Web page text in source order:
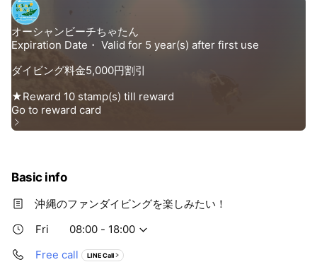
Basic info
沖縄のファンダイビングを楽しみたい！
Fri
08:00 - 18:00
Free call
LINE Call